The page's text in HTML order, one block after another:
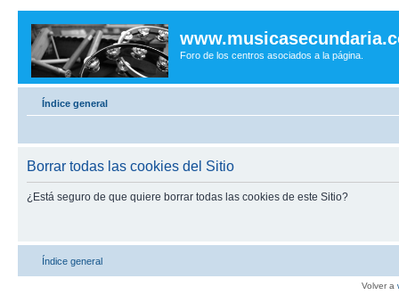
Foro de los centros asociados a la página.
Índice general
Borrar todas las cookies del Sitio
¿Está seguro de que quiere borrar todas las cookies de este Sitio?
Índice general
Volver a